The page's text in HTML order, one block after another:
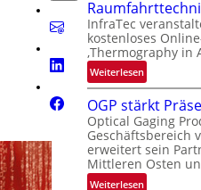
‚
H
y
p
e
r
s
p
e
c
e
r
n
t
i
o
n
a
V
InfraTec
kostenloses
‚Thermography in
Weiterlesen:
O
n
l
i
n
e
OGP stärkt
Optical Gaging
Geschäftsbereich
erweitert sein
Mittleren Osten
Weiterlesen: